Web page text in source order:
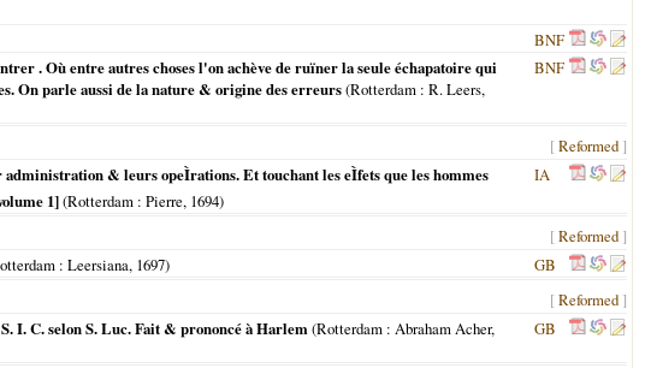
BNF
. Où entre autres choses l'on achève de ruïner la seule échapatoire qui
On parle aussi de la nature & origine des erreurs(Rotterdam : R. Leers,
BNF
[Reformed ]
& leurs opeÌrations. Et touchant les eÌfets que les hommes
1](Rotterdam : Pierre, 1694)
IA
[Reformed ]
: Leersiana, 1697) GB
[Reformed ]
I. C. selon S. Luc. Fait & prononcé à Harlem(Rotterdam : Abraham Acher,
GB